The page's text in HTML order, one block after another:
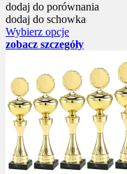
dodaj do porównania
dodaj do schowka
Wybierz opcje
zobacz szczegóły